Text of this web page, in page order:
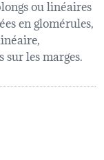
ou linéaires
en glomérules,
sur les marges.